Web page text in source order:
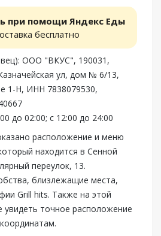
при помощи Яндекс Еды
бесплатно
ООО "ВКУС", 190031,
ул, дом № 6/13,
1-Н, ИНН 7838079530,
до 02:00; с 12:00 до 24:00
расположение и меню
находится в Сенной
переулок, 13.
близлежащие места,
Grill hits. Также на этой
точное расположение